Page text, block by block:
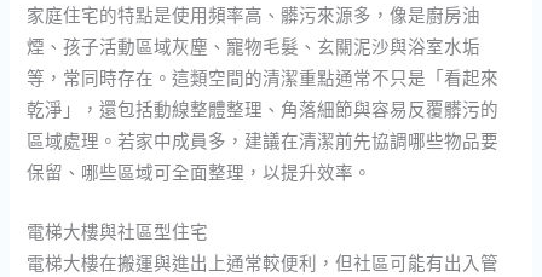
家庭住宅的特點是使用頻率高、髒污來源多，像是廚房油
煙、孩子活動區域灰塵、寵物毛髮、玄關泥沙與浴室水垢
等，常同時存在。這類空間的清潔重點通常不只是「看起來
乾淨」，還包括動線整體整理、角落細節與容易反覆髒污的
區域處理。若家中成員多，建議在清潔前先協調哪些物品要
保留、哪些區域可全面整理，以提升效率。
電梯大樓與社區型住宅
電梯大樓在搬運與進出上通常較便利，但社區可能有出入管